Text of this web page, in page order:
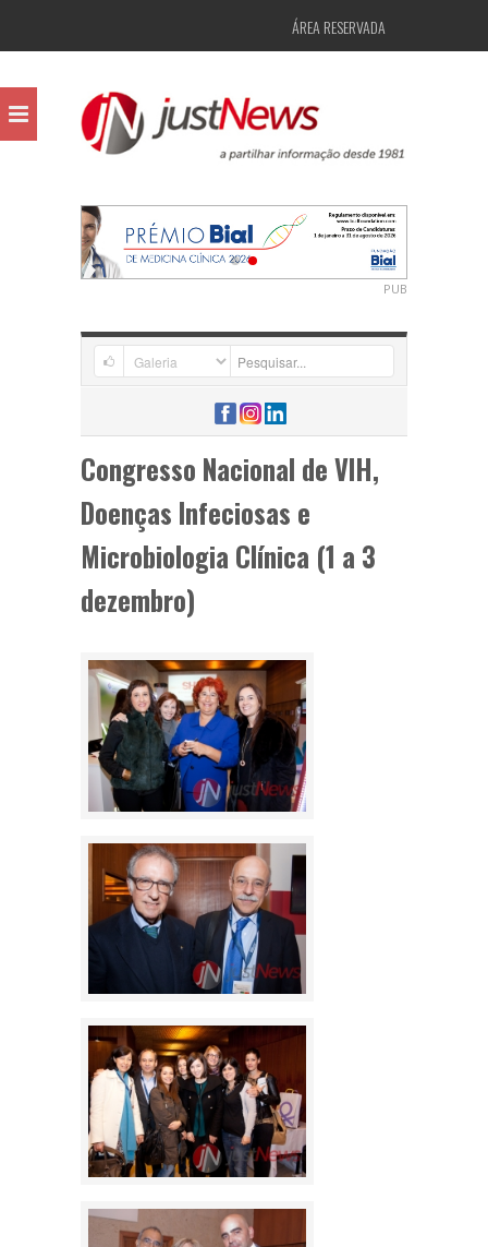
ÁREA RESERVADA
PUB
Congresso Nacional de VIH,
Doenças Infeciosas e
Microbiologia Clínica (1 a 3
dezembro)